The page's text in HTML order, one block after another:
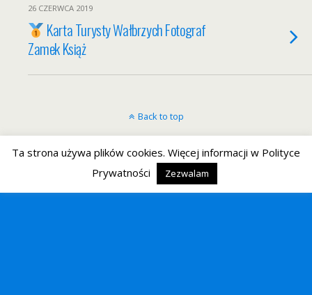
26 CZERWCA 2019
Karta Turysty Wałbrzych Fotograf
Zamek Książ
Back to top
Mobile Desktop
Ta strona używa plików cookies. Więcej informacji w Polityce
Prywatności
Zezwalam